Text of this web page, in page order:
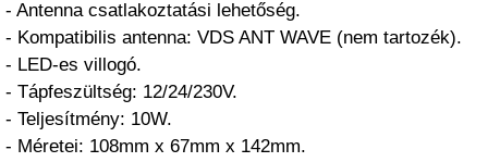
- Antenna csatlakoztatási lehetőség.
- Kompatibilis antenna: VDS ANT WAVE (nem tartozék).
- LED-es villogó.
- Tápfeszültség: 12/24/230V.
- Teljesítmény: 10W.
- Méretei: 108mm x 67mm x 142mm.